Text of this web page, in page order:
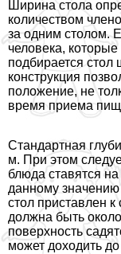
Ширина стола
количеством
за одним столом.
человека,
подбирается
конструкция
положение, не
время приема
Стандартная
м. При этом
блюда ставятся
данному
стол приставлен к
должна быть
поверхность
может доходить